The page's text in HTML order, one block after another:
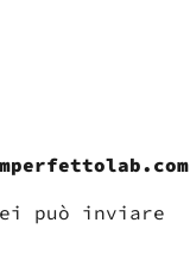
può inviare